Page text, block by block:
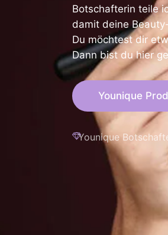
Botschafterin teile
damit deine
Du möchtest dir
Dann bist du hier
Younique
Younique